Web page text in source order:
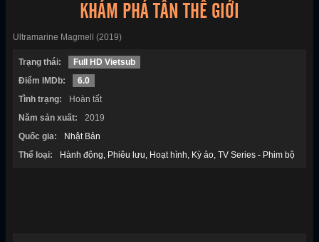
KHÁM PHÁ TÂN THẾ GIỚI
Ultramarine Magmell (2019)
Trạng thái:
Full HD Vietsub
Điểm IMDb:
6.0
Tình trạng:
Hoàn tất
Năm sản xuất:
2019
Quốc gia:
Nhật Bản
Thể loại:
Hành động Phiêu lưu Hoạt hình Kỳ ảo TV Series - Phim bộ